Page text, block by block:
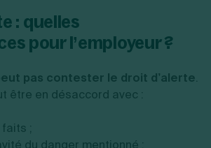
: quelles
pour l’employeur ?
pas contester le droit d’alerte.
être en désaccord avec :
;
du danger mentionné ;